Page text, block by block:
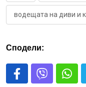
водещата на диви и
Сподели: